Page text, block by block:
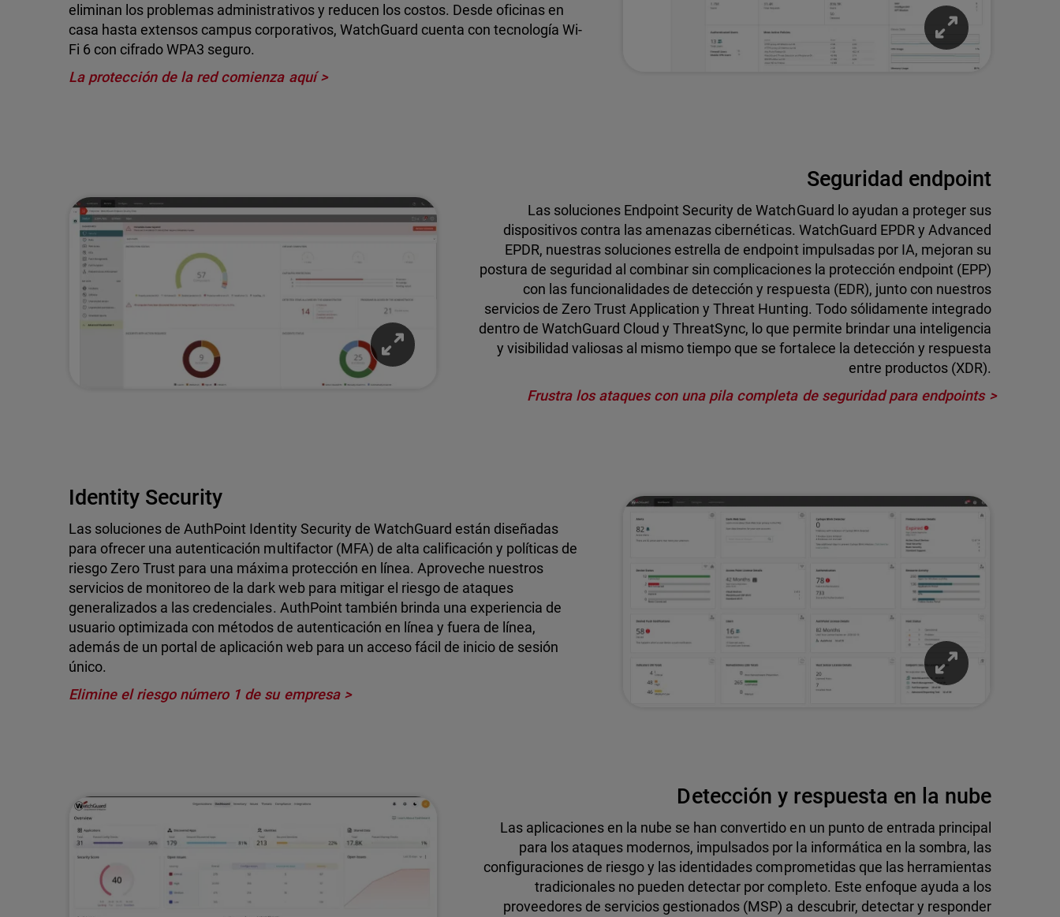
eliminan los problemas administrativos y reducen los costos. Desde oficinas en
casa hasta extensos campus corporativos, WatchGuard cuenta con tecnología Wi-
Fi 6 con cifrado WPA3 seguro.
La protección de la red comienza aquí
Seguridad endpoint
Las soluciones Endpoint Security de WatchGuard lo ayudan a proteger sus
dispositivos contra las amenazas cibernéticas. WatchGuard EPDR y Advanced
EPDR, nuestras soluciones estrella de endpoint impulsadas por IA, mejoran su
postura de seguridad al combinar sin complicaciones la protección endpoint (EPP)
con las funcionalidades de detección y respuesta (EDR), junto con nuestros
servicios de Zero Trust Application y Threat Hunting. Todo sólidamente integrado
dentro de WatchGuard Cloud y ThreatSync, lo que permite brindar una inteligencia
y visibilidad valiosas al mismo tiempo que se fortalece la detección y respuesta
entre productos (XDR).
Frustra los ataques con una pila completa de seguridad para endpoints
Identity Security
Las soluciones de AuthPoint Identity Security de WatchGuard están diseñadas
para ofrecer una autenticación multifactor (MFA) de alta calificación y políticas de
riesgo Zero Trust para una máxima protección en línea. Aproveche nuestros
servicios de monitoreo de la dark web para mitigar el riesgo de ataques
generalizados a las credenciales. AuthPoint también brinda una experiencia de
usuario optimizada con métodos de autenticación en línea y fuera de línea,
además de un portal de aplicación web para un acceso fácil de inicio de sesión
único.
Elimine el riesgo número 1 de su empresa
Detección y respuesta en la nube
Las aplicaciones en la nube se han convertido en un punto de entrada principal
para los ataques modernos, impulsados por la informática en la sombra, las
configuraciones de riesgo y las identidades comprometidas que las herramientas
tradicionales no pueden detectar por completo. Este enfoque ayuda a los
proveedores de servicios gestionados (MSP) a descubrir, detectar y responder